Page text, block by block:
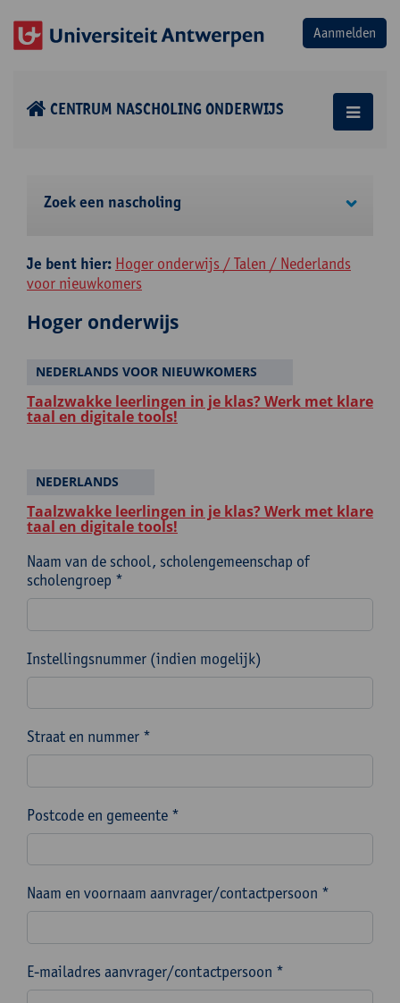
CENTRUM NASCHOLING ONDERWIJS
Zoek een nascholing
Je bent hier: Hoger onderwijs / Talen / Nederlands
voor nieuwkomers
Hoger onderwijs
NEDERLANDS VOOR NIEUWKOMERS
Taalzwakke leerlingen in je klas? Werk met klare
taal en digitale tools!
NEDERLANDS
Taalzwakke leerlingen in je klas? Werk met klare
taal en digitale tools!
Naam van de school, scholengemeenschap of
scholengroep *
Instellingsnummer (indien mogelijk)
Straat en nummer *
Postcode en gemeente *
Naam en voornaam aanvrager/contactpersoon *
E-mailadres aanvrager/contactpersoon *